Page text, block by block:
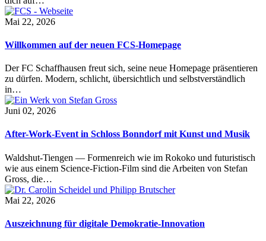
Mai 22, 2026
Willkommen auf der neuen FCS-Homepage
Der FC Schaffhausen freut sich, seine neue Homepage präsentieren
zu dürfen. Modern, schlicht, übersichtlich und selbstverständlich
in…
Juni 02, 2026
After-Work-Event in Schloss Bonndorf mit Kunst und Musik
Waldshut-Tiengen — Formenreich wie im Rokoko und futuristisch
wie aus einem Science-Fiction-Film sind die Arbeiten von Stefan
Gross, die…
Mai 22, 2026
Auszeichnung für digitale Demokratie-Innovation